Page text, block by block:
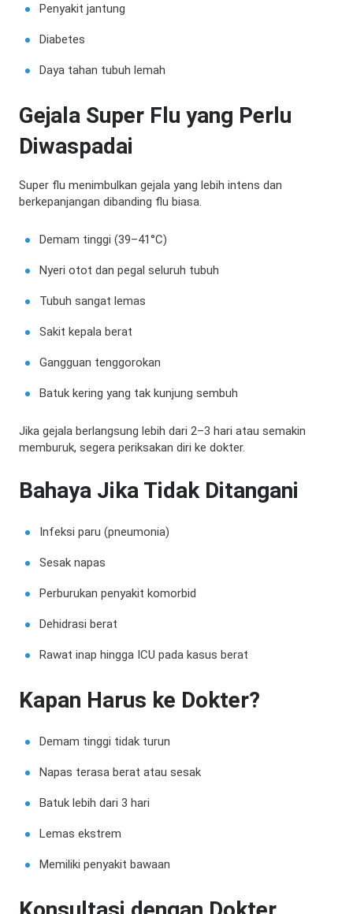
Penyakit jantung
Diabetes
Daya tahan tubuh lemah
Gejala Super Flu yang Perlu
Diwaspadai
Super flu menimbulkan gejala yang lebih intens dan
berkepanjangan dibanding flu biasa.
Demam tinggi (39–41°C)
Nyeri otot dan pegal seluruh tubuh
Tubuh sangat lemas
Sakit kepala berat
Gangguan tenggorokan
Batuk kering yang tak kunjung sembuh
Jika gejala berlangsung lebih dari 2–3 hari atau semakin
memburuk, segera periksakan diri ke dokter.
Bahaya Jika Tidak Ditangani
Infeksi paru (pneumonia)
Sesak napas
Perburukan penyakit komorbid
Dehidrasi berat
Rawat inap hingga ICU pada kasus berat
Kapan Harus ke Dokter?
Demam tinggi tidak turun
Napas terasa berat atau sesak
Batuk lebih dari 3 hari
Lemas ekstrem
Memiliki penyakit bawaan